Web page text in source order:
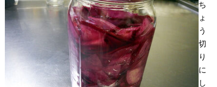
ち
ょ
う
切
り
に
し